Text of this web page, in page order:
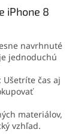
iPhone 8
navrhnuté
jednoduchú
: Ušetríte čas aj
materiálov,
vzhľad.